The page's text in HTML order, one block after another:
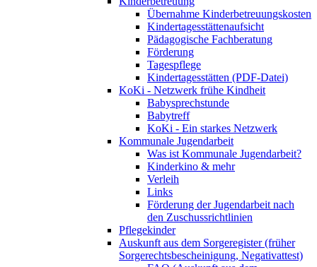
Übernahme Kinderbetreuungskosten
Kindertagesstättenaufsicht
Pädagogische Fachberatung
Förderung
Tagespflege
Kindertagesstätten (PDF-Datei)
KoKi - Netzwerk frühe Kindheit
Babysprechstunde
Babytreff
KoKi - Ein starkes Netzwerk
Kommunale Jugendarbeit
Was ist Kommunale Jugendarbeit?
Kinderkino & mehr
Verleih
Links
Förderung der Jugendarbeit nach
den Zuschussrichtlinien
Pflegekinder
Auskunft aus dem Sorgeregister (früher
Sorgerechtsbescheinigung, Negativattest)